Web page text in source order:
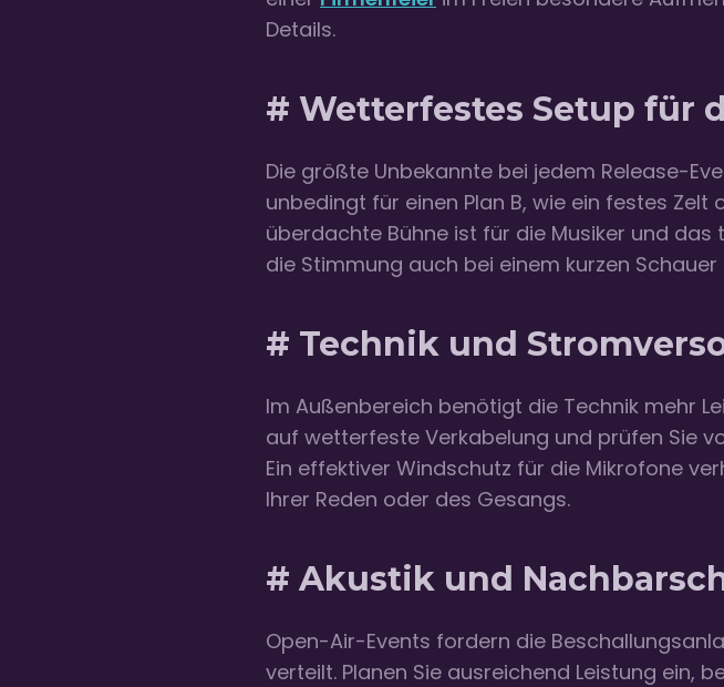
Details.
# Wetterfestes Setup für
Die größte Unbekannte bei jedem Release-
unbedingt für einen Plan B, wie ein festes
überdachte Bühne ist für die Musiker und
die Stimmung auch bei einem kurzen
# Technik und
Im Außenbereich benötigt die Technik mehr
auf wetterfeste Verkabelung und prüfen Sie
Ein effektiver Windschutz für die Mikrofone
Ihrer Reden oder des Gesangs.
# Akustik und
Open-Air-Events fordern die
verteilt. Planen Sie ausreichend Leistung ein,